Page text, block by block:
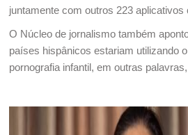
juntamente com outros 223 aplicativos
O Núcleo de jornalismo também
países hispânicos estariam utilizando
pornografia infantil, em outras